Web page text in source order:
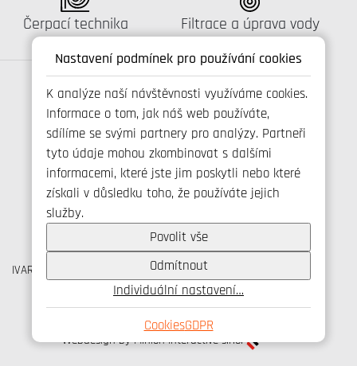
Nastavení podmínek pro používání cookies
K analýze naší návštěvnosti využíváme cookies.
Informace o tom, jak náš web používáte,
sdílíme se svými partnery pro analýzy. Partneři
tyto údaje mohou zkombinovat s dalšími
informacemi, které jste jim poskytli nebo které
získali v důsledku toho, že používáte jejich
služby.
Povolit vše
Odmítnout
Individuální nastavení…
CookiesGDPR
Katalog:
Čerpací technika Katalog:
Filtrace a úprava vody
Spojte se s námi
+420 800 173 965
Ochrana osobních udajů
Cookies
IVAR CS spol. s r.o., Velvarská 9, Podhořany, 277 51 Nelahozeves
IČO: 45276935 DIČ: CZ45276935
Webdesign by Minion Interactive s.r.o.